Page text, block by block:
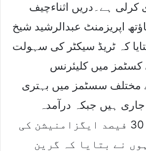
کرلی ہے۔دریں اثناءچیف
اپریزمنٹ عبدالرشید شیخ
کہ ٹریڈ سیکٹر کی سہولت
کسٹمز میں کلیئرنس
مختلف سسٹمز میں بہتری
ہیں جبکہ درآمدہ
کنسائمنٹس کی 30 فیصد ایگزامنیشن کی
نے بتایا کہ گرین